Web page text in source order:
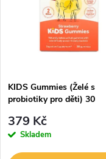
KIDS Gummies (Želé s
probiotiky pro děti) 30
379 Kč
Skladem